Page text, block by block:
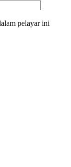
pelayar ini